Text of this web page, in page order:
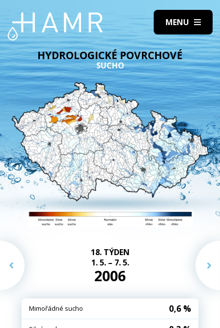
HYDROLOGICKÉ POVRCHOVÉ
SUCHO
18. TÝDEN
1. 5. – 7. 5.
2006
Mimořádné sucho 0,6 %